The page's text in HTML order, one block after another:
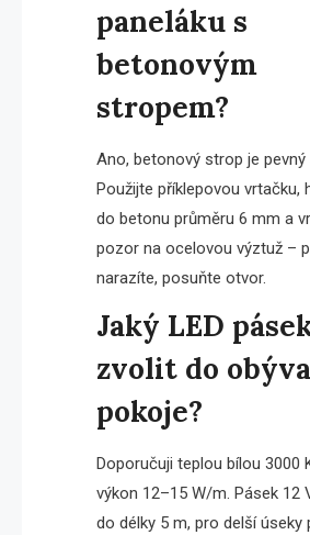
paneláku s
betonovým
stropem?
Ano, betonový strop je pevný
Použijte příklepovou vrtačku,
do betonu průměru 6 mm a
pozor na ocelovou výztuž –
narazíte, posuňte otvor.
Jaký LED
zvolit do
pokoje?
Doporučuji teplou bílou 3000
výkon 12–15 W/m. Pásek 12
do délky 5 m, pro delší úseky